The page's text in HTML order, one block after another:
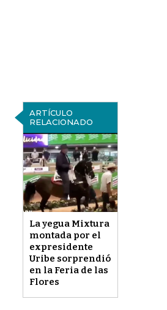
ARTÍCULO
RELACIONADO
La yegua Mixtura
montada por el
expresidente
Uribe sorprendió
en la Feria de las
Flores